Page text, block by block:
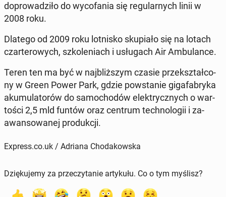
do­pro­wa­dzi­ło do wy­co­fa­nia się re­gu­lar­nych linii w
2008 roku.
Dlatego od 2009 roku lot­ni­sko sku­pia­ło się na lotach
czar­te­ro­wych, szko­le­niach i usłu­gach Air Am­bu­lan­ce.
Teren ten ma być w naj­bliż­szym czasie prze­kształ­co­
ny w Green Power Park, gdzie po­wsta­nie gi­ga­fa­bry­ka
aku­mu­la­to­rów do sa­mo­cho­dów elek­trycz­nych o war­
to­ści 2,5 mld funtów oraz centrum tech­no­lo­gii i za­
awan­so­wa­nej pro­duk­cji.
Express.co.uk / Adriana Chodakowska
Dziękujemy za przeczytanie artykułu. Co o tym myślisz?